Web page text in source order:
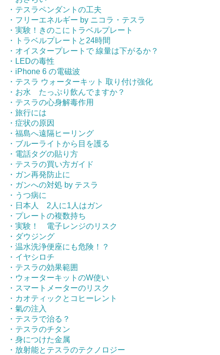
・テスラペンダントの工夫
・フリーエネルギー by ニコラ・テスラ
・実験！きのこにトラベルプレート
・トラベルプレートと24時間
・オイスタープレートで 線量は下がるか？
・LEDの毒性
・iPhone 6 の電磁波
・テスラ ウォーターキット 取り付け強化
・お水 たっぷり飲んでますか？
・テスラの心身解毒作用
・旅行には
・症状の原因
・福島へ遠隔ヒーリング
・ブルーライトから目を護る
・電話タグの貼り方
・テスラの買い方ガイド
・ガン再発防止に
・ガンへの対処 by テスラ
・うつ病に
・日本人 2人に1人はガン
・プレートの複数持ち
・実験！ 電子レンジのリスク
・ダウジング
・温水洗浄便座にも危険！？
・イヤシロチ
・テスラの効果範囲
・ウォーターキットのW使い
・スマートメーターのリスク
・カオティックとコヒーレント
・氣の注入
・テスラで治る？
・テスラのチタン
・身につけた金属
・放射能とテスラのテクノロジー